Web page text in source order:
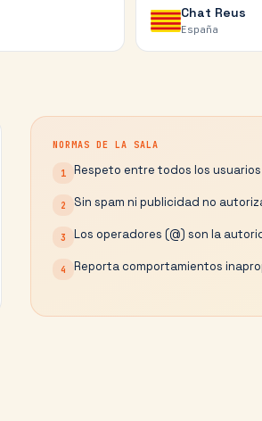
Chat Reus
España
NORMAS DE LA SALA
1 Respeto entre todos los
2 Sin spam ni publicidad no
3 Los operadores (@) son la
4 Reporta comportamientos